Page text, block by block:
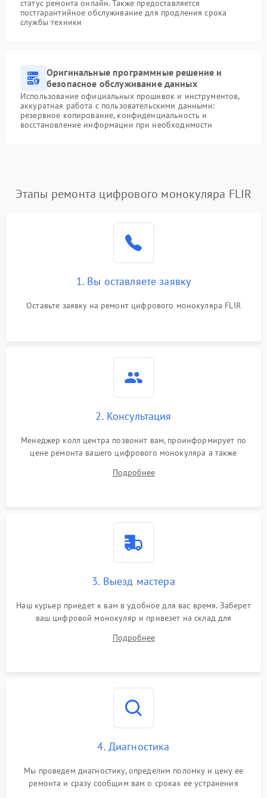
статус ремонта онлайн. Также предоставляется
постгарантийное обслуживание для продления срока
службы техники
Оригинальные программные решение и
безопасное обслуживание данных
Использование официальных прошивок и инструментов,
аккуратная работа с пользовательскими данными:
резервное копирование, конфиденциальность и
восстановление информации при необходимости
Этапы ремонта цифрового монокуляра FLIR
1. Вы оставляете заявку
Оставьте заявку на ремонт цифрового монокуляра FLIR
2. Консультация
Менеджер колл центра позвонит вам, проинформирует по
цене ремонта вашего цифрового монокуляра а также
Подробнее
3. Выезд мастера
Наш курьер приедет к вам в удобное для вас время. Заберет
ваш цифровой монокуляр и привезет на склад для
Подробнее
4. Диагностика
Мы проведем диагностику, определим поломку и цену ее
ремонта и сразу сообщим вам о сроках ее устранения